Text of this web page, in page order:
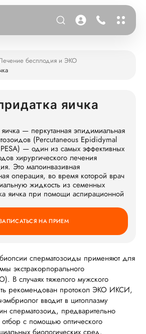
бесплодия и ЭКО
яичка
— перкутанная эпидимиальная
(Percutaneous Epididymal
— один из самых эффективных
хирургического лечения
Это малоинвазивная
операция, во время которой врач
жидкость из семенных
яичка при помощи аспирационной
НА ПРИЕМ
сперматозоиды применяют для
экстракорпорального
В случаях тяжелого мужского
рекомендован протокол ЭКО ИКСИ,
эмбриолог вводит в цитоплазму
сперматозоид, предварительно
с помощью оптического